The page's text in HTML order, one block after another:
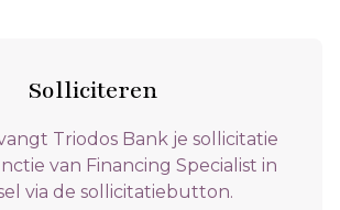
Solliciteren
Triodos Bank je sollicitatie
van Financing Specialist in
via de sollicitatiebutton.